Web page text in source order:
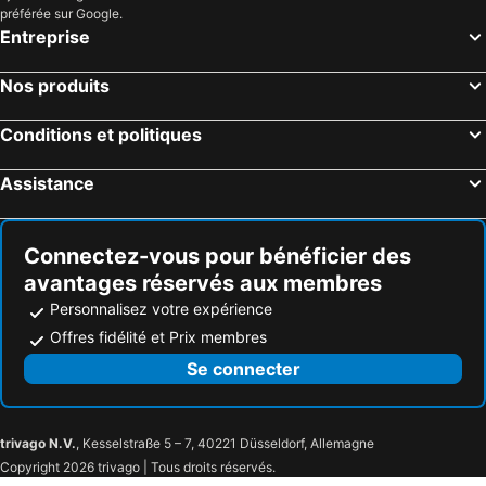
Hôtels Fuchu
Hôtels Tomisato
Hôtels Narashino
Hôtels Chigasaki
Hôtels Hitachinaka
Hôtels Kawagoe
Hôtels Hamura
préférée sur Google.
Entreprise
Nos produits
Conditions et politiques
Assistance
Connectez-vous pour bénéficier des
avantages réservés aux membres
Personnalisez votre expérience
Offres fidélité et Prix membres
Se connecter
trivago N.V., Kesselstraße 5 – 7, 40221 Düsseldorf, Allemagne
Copyright 2026 trivago | Tous droits réservés.